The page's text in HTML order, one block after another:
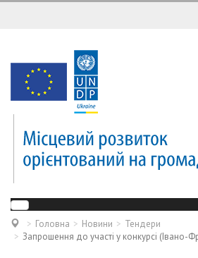
Головна Новини
Тендери
Запрошення до участі у конкурсі (Івано-